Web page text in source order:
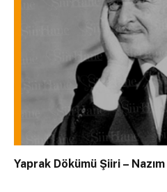
Yaprak Dökümü Şiiri –